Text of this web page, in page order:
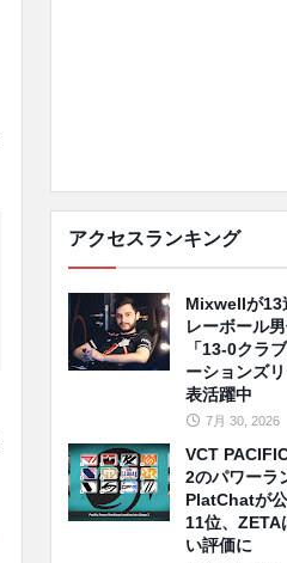
アクセスランキング
Mixwellが13
レーボール
「13-0クラ
ーションズ
表活躍中
7月 30, 2026
VCT
2のパワーラ
PlatChatが
11位、ZETA
い評価に